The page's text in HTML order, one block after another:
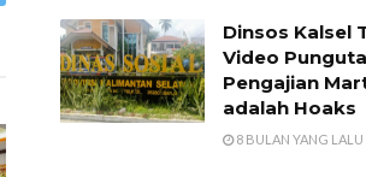
Dinsos Kalsel
Video
Pengajian
adalah Hoaks
8 BULAN YANG LALU